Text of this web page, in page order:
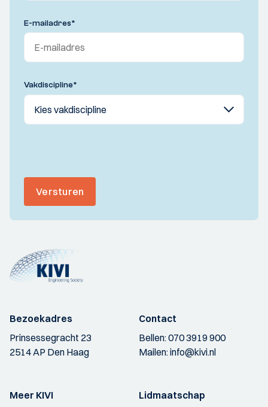
E-mailadres*
Vakdiscipline*
Versturen
Bezoekadres
Prinsessegracht 23
2514 AP Den Haag
Contact
Bellen:070 3919 900
Mailen:info@kivi.nl
Meer KIVI
Lidmaatschap